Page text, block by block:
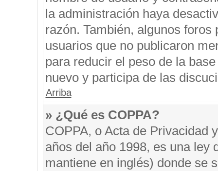
la administración haya
razón. También, algunos
usuarios que no publicaron
para reducir el peso de la
nuevo y participa de las
Arriba
» ¿Qué es COPPA?
COPPA, o Acta de Privacidad
años del año 1998, es una ley
mantiene en inglés) donde se